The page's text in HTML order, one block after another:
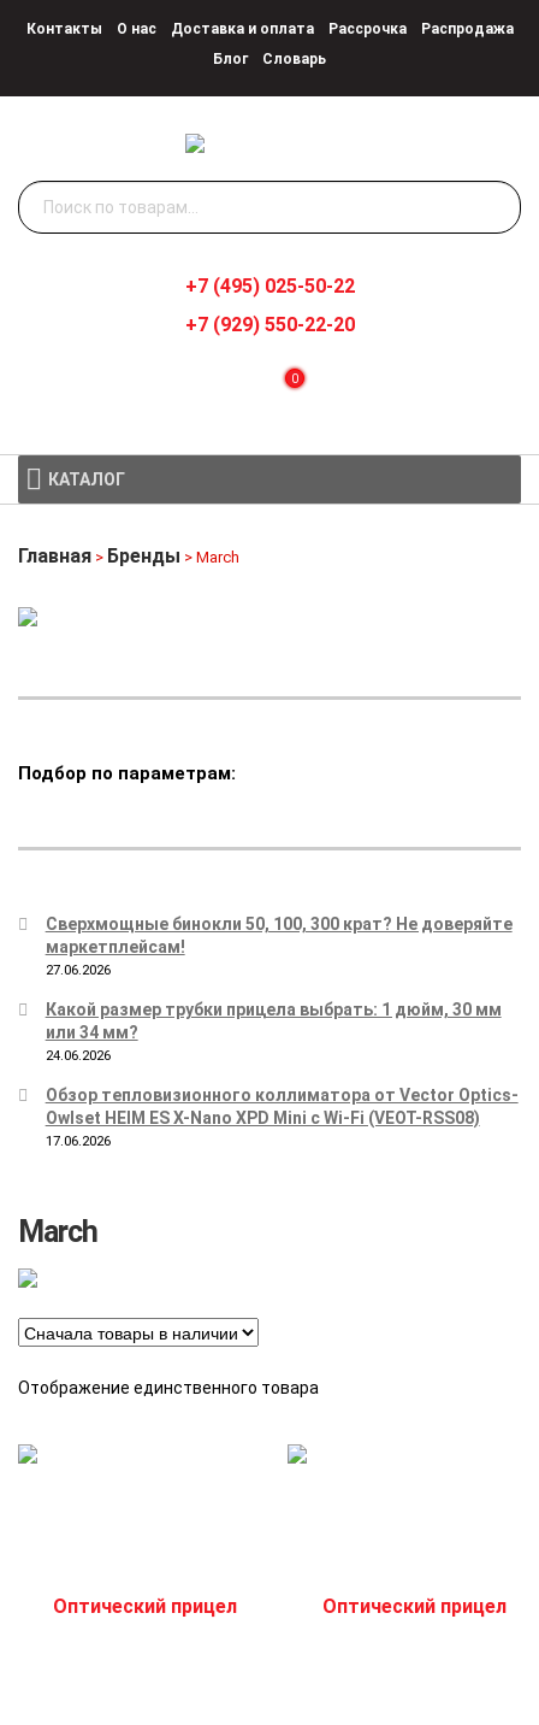
Контакты О нас Доставка и оплата Рассрочка
Распродажа
Блог
Словарь
Искать:
0
+7 (495) 025-50-22
+7 (929) 550-22-20
КАТАЛОГ
Главная > Бренды > March
Подбор по параметрам:
Сверхмощные бинокли 50, 100, 300 крат? Не доверяйте
маркетплейсам!
27.06.2026
Какой размер трубки прицела выбрать: 1 дюйм, 30 мм
или 34 мм?
24.06.2026
Обзор тепловизионного коллиматора от Vector Optics-
Owlset HEIM ES X-Nano XPD Mini с Wi-Fi (VEOT-RSS08)
17.06.2026
March
Отображение единственного товара